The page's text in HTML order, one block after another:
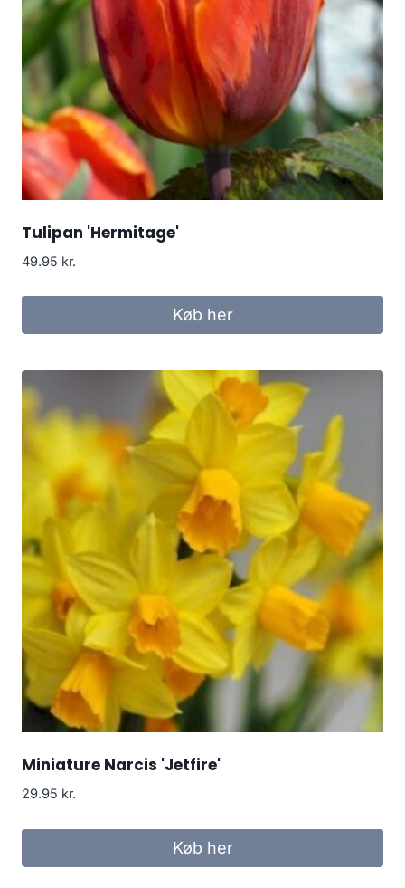
Tulipan 'Hermitage'
49.95 kr.
Køb her
Miniature Narcis 'Jetfire'
29.95 kr.
Køb her